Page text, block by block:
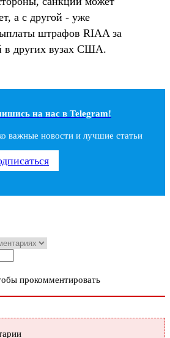
а с другой - уже
штрафов RIAA за
в других вузах США.
на наc в Telegram!
важные новости и лучшие статьи
прокомментировать